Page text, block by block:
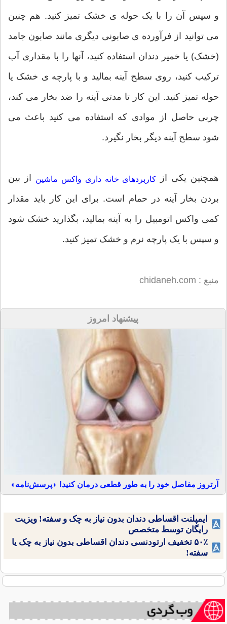
و سپس آن را با یک حوله ی خشک تمیز کنید. هم چنین
می توانید از فرآورده ی صابونی دیگری مانند صابون جامد
(خشک) یا خمیر دندان استفاده کنید، آنها را با مقداری آب
ترکیب کنید، روی سطح آینه بمالید و با پارچه ی خشک یا
حوله تمیز کنید. این کار تا مدتی آینه را ضد بخار می کند،
چربی حاصل از موادی که استفاده می کنید باعث می
شود سطح آینه دیگر بخار نگیرد.
همچنین یکی از کاربردهای خانه داری واکس ماشین از بین
بردن بخار آینه در حمام است. برای این کار باید مقدار
کمی واکس اتومبیل را به آینه بمالید، بگذارید خشک شود
و سپس با یک پارچه نرم و خشک تمیز کنید.
منبع : chidaneh.com
پیشنهاد امروز
آرتروز مفاصل خود را به طور قطعی درمان کنید! ◗پرسش‌نامه◖
ایمپلنت اقساطی دندان بدون نیاز به چک و سفته! ویزیت
رایگان توسط متخصص
۵۰٪ تخفیف ارتودنسی دندان اقساطی بدون نیاز به چک یا
سفته!